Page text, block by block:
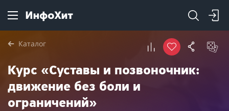
Каталог
Курс «Суставы и позвоночник:
движение без боли и
ограничений»